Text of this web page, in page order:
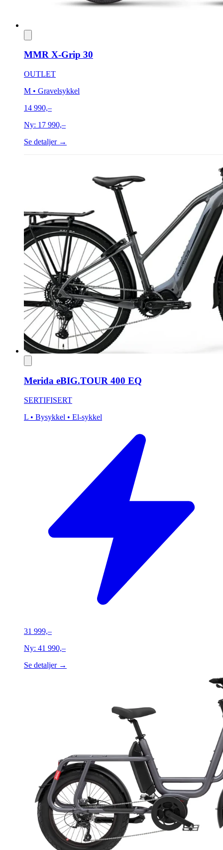
MMR X-Grip 30
OUTLET
M • Gravelsykkel
14 990,–
Ny: 17 990,–
Se detaljer →
Merida eBIG.TOUR 400 EQ
SERTIFISERT
L • Bysykkel • El-sykkel
31 999,–
Ny: 41 990,–
Se detaljer →